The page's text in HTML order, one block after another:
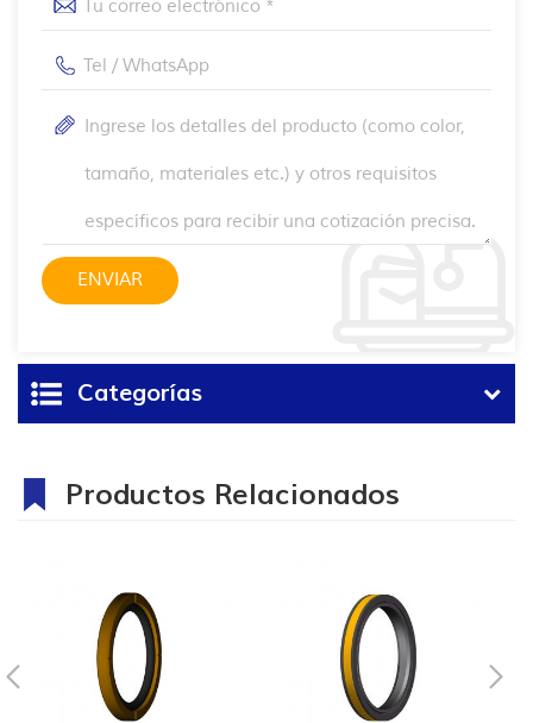
Categorías
Productos Relacionados